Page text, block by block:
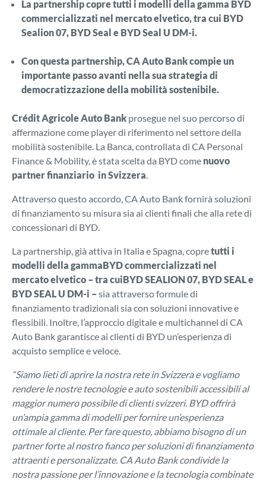
La partnership copre tutti i modelli della gamma BYD
commercializzati nel mercato elvetico, tra cui BYD
Sealion 07, BYD Seal e BYD Seal U DM-i.
Con questa partnership, CA Auto Bank compie un
importante passo avanti nella sua strategia di
democratizzazione della mobilità sostenibile.
Crédit Agricole Auto Bank prosegue nel suo percorso di
affermazione come player di riferimento nel settore della
mobilità sostenibile. La Banca, controllata di CA Personal
Finance & Mobility, è stata scelta da BYD come nuovo
partner finanziario in Svizzera.
Attraverso questo accordo, CA Auto Bank fornirà soluzioni
di finanziamento su misura sia ai clienti finali che alla rete di
concessionari di BYD.
La partnership, già attiva in Italia e Spagna, copretutti i
modelli della gammaBYD commercializzati nel
mercato elvetico – tra cuiBYD SEALION 07, BYD SEAL e
BYD SEAL U DM-i – sia attraverso formule di
finanziamento tradizionali sia con soluzioni innovative e
flessibili. Inoltre, l’approccio digitale e multichannel di CA
Auto Bank garantisce ai clienti di BYD un’esperienza di
acquisto semplice e veloce.
“Siamo lieti di aprire la nostra rete in Svizzera e vogliamo
rendere le nostre tecnologie e auto sostenibili accessibili al
maggior numero possibile di clienti svizzeri. BYD offrirà
un’ampia gamma di modelli per fornire un’esperienza
ottimale al cliente. Per fare questo, abbiamo bisogno di un
partner forte al nostro fianco per soluzioni di finanziamento
attraenti e personalizzate. CA Auto Bank condivide la
nostra passione per l’innovazione e la tecnologia combinate